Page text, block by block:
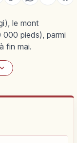
le mont
pieds), parmi
fin mai.